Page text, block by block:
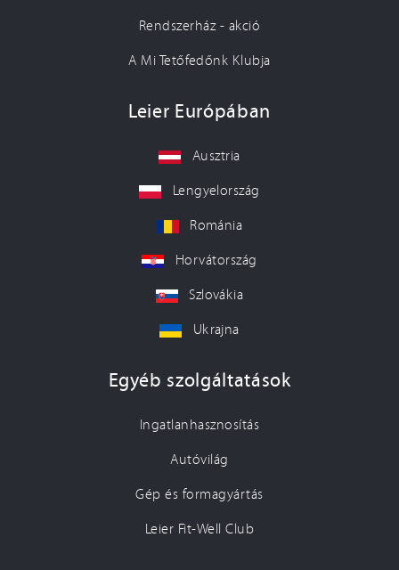
Rendszerház - akció
A Mi Tetőfedőnk Klubja
Leier Európában
Ausztria
Lengyelország
Románia
Horvátország
Szlovákia
Ukrajna
Egyéb szolgáltatások
Ingatlanhasznosítás
Autóvilág
Gép és formagyártás
Leier Fit-Well Club